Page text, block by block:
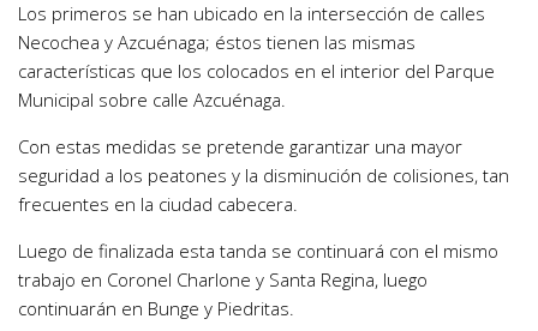
Los primeros se han ubicado en la intersección de calles
Necochea y Azcuénaga; éstos tienen las mismas
características que los colocados en el interior del Parque
Municipal sobre calle Azcuénaga.
Con estas medidas se pretende garantizar una mayor
seguridad a los peatones y la disminución de colisiones, tan
frecuentes en la ciudad cabecera.
Luego de finalizada esta tanda se continuará con el mismo
trabajo en Coronel Charlone y Santa Regina, luego
continuarán en Bunge y Piedritas.